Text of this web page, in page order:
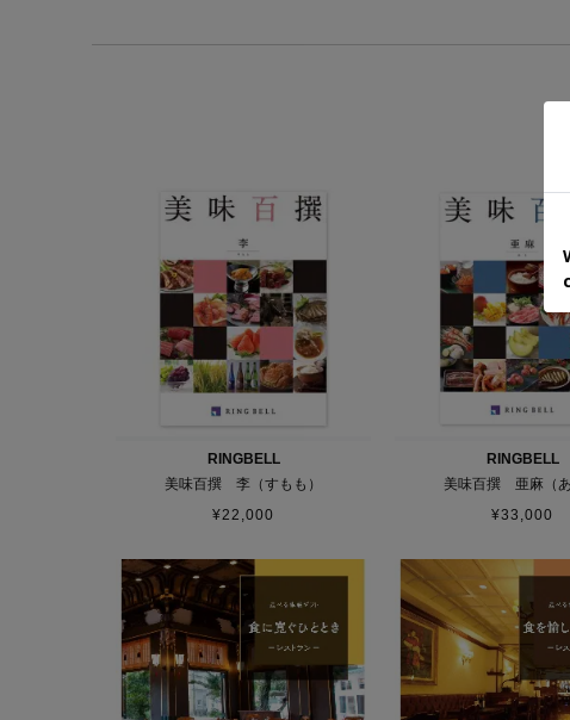
RINGBELL
美味百撰 李（すもも）
¥22,000
RINGBELL
美味百撰 亜麻（あ
¥33,000